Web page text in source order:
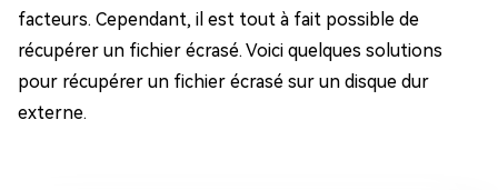
facteurs. Cependant, il est tout à fait possible de
récupérer un fichier écrasé. Voici quelques solutions
pour récupérer un fichier écrasé sur un disque dur
externe.